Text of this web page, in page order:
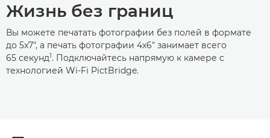
Жизнь без границ
Вы можете печатать фотографии без полей в формате
до 5x7", а печать фотографии 4x6" занимает всего
65 секунд1. Подключайтесь напрямую к камере с
технологией Wi-Fi PictBridge.